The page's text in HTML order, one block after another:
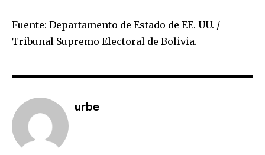
I've read and accept thePrivacy Policy.
Fuente: Departamento de Estado de EE. UU. /
Tribunal Supremo Electoral de Bolivia.
urbe